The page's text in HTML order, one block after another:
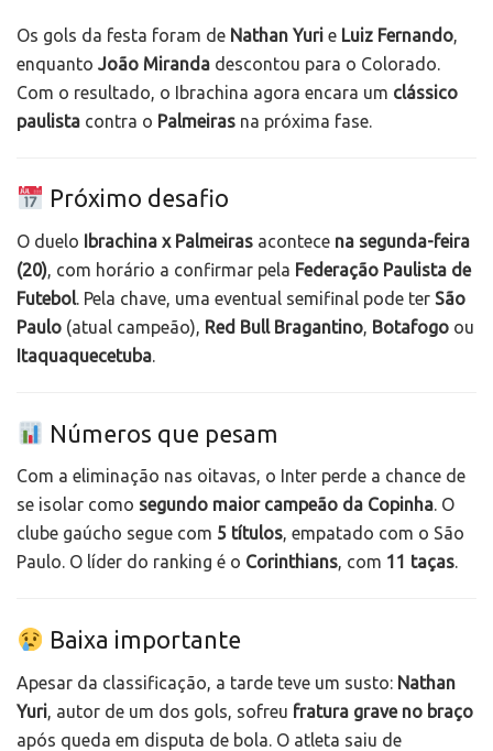
Os gols da festa foram de Nathan Yuri e Luiz Fernando,
enquanto João Miranda descontou para o Colorado.
Com o resultado, o Ibrachina agora encara um clássico
paulista contra o Palmeiras na próxima fase.
Próximo desafio
O duelo Ibrachina x Palmeiras acontece na segunda-feira
(20), com horário a confirmar pela Federação Paulista de
Futebol. Pela chave, uma eventual semifinal pode ter São
Paulo (atual campeão), Red Bull Bragantino, Botafogo ou
Itaquaquecetuba.
Números que pesam
Com a eliminação nas oitavas, o Inter perde a chance de
se isolar como segundo maior campeão da Copinha. O
clube gaúcho segue com 5 títulos, empatado com o São
Paulo. O líder do ranking é o Corinthians, com 11 taças.
Baixa importante
Apesar da classificação, a tarde teve um susto: Nathan
Yuri, autor de um dos gols, sofreu fratura grave no braço
após queda em disputa de bola. O atleta saiu de